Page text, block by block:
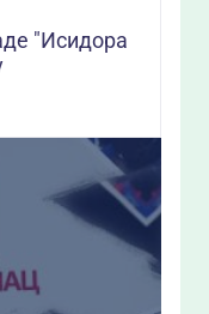
"Исидора